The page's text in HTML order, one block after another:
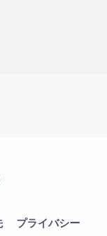
プライバシー